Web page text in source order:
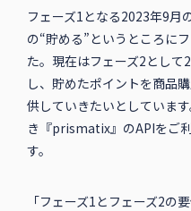
フェーズ1となる2023年9月
の“貯める”というところに
た。現在はフェーズ2とし
し、貯めたポイントを商品
供していきたいとしていま
き『prismatix』のAPIをご
す。
「フェーズ1とフェーズ2の